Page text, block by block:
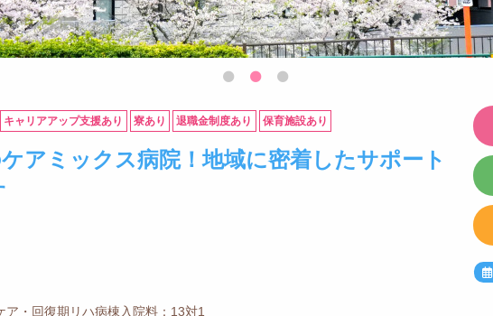
キャリアアップ支援あり 寮あり 退職金制度あり 保育施設あり
アミックス病院！地域に密着したサポート
ア・回復期リハ病棟入院料：13対1